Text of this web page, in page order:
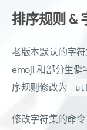
排序规则 &
老版本默认的字
emoji 和部分生僻
序规则修改为
修改字符集的命令